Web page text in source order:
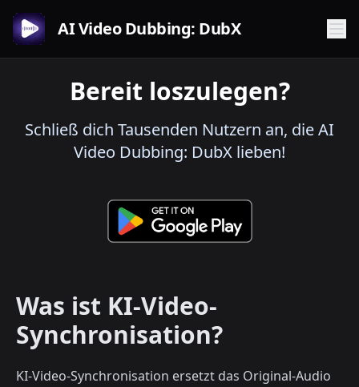
AI Video Dubbing: DubX
Bereit loszulegen?
Schließ dich Tausenden Nutzern an, die AI
Video Dubbing: DubX lieben!
Was ist KI-Video-
Synchronisation?
KI-Video-Synchronisation ersetzt das Original-Audio